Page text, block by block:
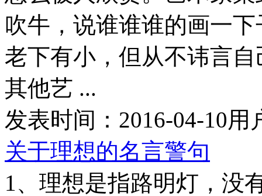
吹牛，说谁谁谁的画一
老下有小，但从不讳言
其他艺 ...
发表时间： 2016-04-10用
关于理想的名言警句
1、理想是指路明灯，没